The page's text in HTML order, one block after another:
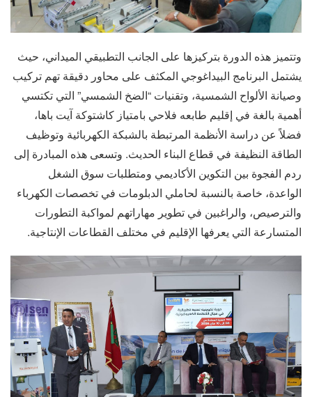
وتتميز هذه الدورة بتركيزها على الجانب التطبيقي الميداني، حيث
يشتمل البرنامج البيداغوجي المكثف على محاور دقيقة تهم تركيب
وصيانة الألواح الشمسية، وتقنيات “الضخ الشمسي” التي تكتسي
أهمية بالغة في إقليم طابعه فلاحي بامتياز كاشتوكة آيت باها،
فضلاً عن دراسة الأنظمة المرتبطة بالشبكة الكهربائية وتوظيف
الطاقة النظيفة في قطاع البناء الحديث. وتسعى هذه المبادرة إلى
ردم الفجوة بين التكوين الأكاديمي ومتطلبات سوق الشغل
الواعدة، خاصة بالنسبة لحاملي الدبلومات في تخصصات الكهرباء
والترصيص، والراغبين في تطوير مهاراتهم لمواكبة التطورات
المتسارعة التي يعرفها الإقليم في مختلف القطاعات الإنتاجية.